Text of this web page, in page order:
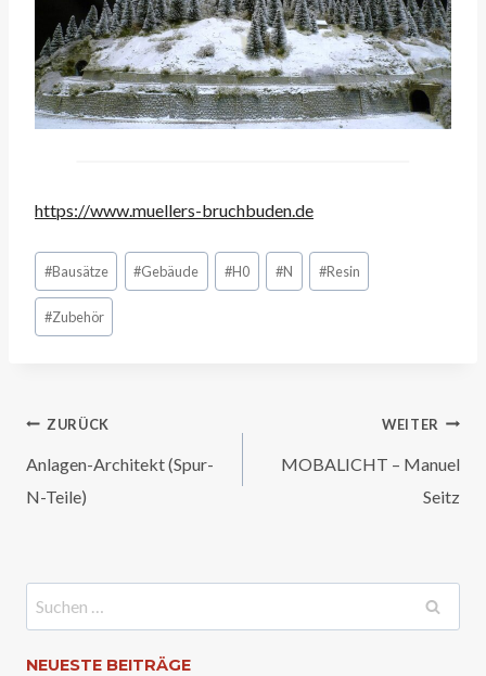
https://www.muellers-bruchbuden.de
Schlagworte:
#Bausätze #Gebäude #H0 #N #Resin
#Zubehör
Beitragsnavigation
ZURÜCK
Anlagen-Architekt (Spur-
N-Teile)
WEITER
MOBALICHT – Manuel
Seitz
nach:
NEUESTE BEITRÄGE